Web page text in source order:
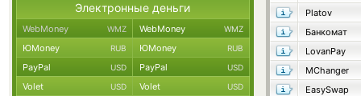
Platov
Банкомат
LovanPay
MChanger
EasySwap
Электронные деньги
WebMoney WMZ WebMoney WMZ
ЮMoney RUB ЮMoney RUB
PayPal USD PayPal USD
Volet USD Volet USD